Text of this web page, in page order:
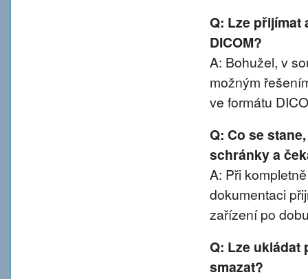
Q: Lze přijímat
DICOM?
A: Bohužel, v
možným
ve formátu
Q: Co se
schránky a
A: Při
dokumentaci
zařízení po
Q: Lze
smazat?